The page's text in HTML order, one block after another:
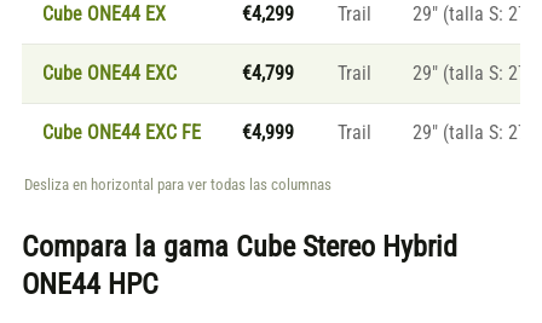
Cube ONE44 EX €4,299 Trail 29″ (talla S:
Cube ONE44 EXC €4,799 Trail 29″ (talla S:
Cube ONE44 EXC FE €4,999 Trail 29″ (talla S:
Desliza en horizontal para ver todas las columnas
Compara la gama Cube Stereo Hybrid
ONE44 HPC